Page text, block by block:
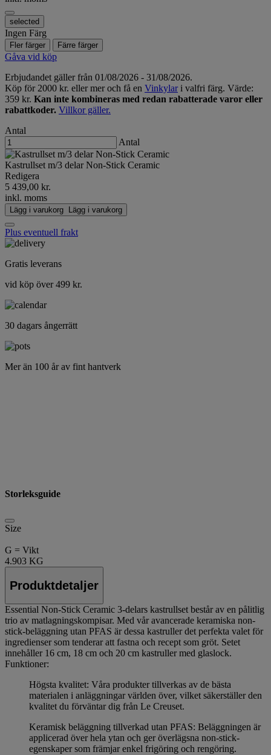
selected
Ingen Färg
Fler färger Färre färger
Gåva vid köp
Erbjudandet gäller från 01/08/2026 - 31/08/2026.
Köp för 2000 kr. eller mer och få en Vinkylari valfri färg. Värde:
359 kr. Kan inte kombineras med redan rabatterade varor eller
rabattkoder. Villkor gäller.
Antal
Antal
Kastrullset m/3 delar Non-Stick Ceramic
Redigera
5 439,00 kr.
inkl. moms
Lägg i varukorg Lägg i varukorg
Plus eventuell frakt
Gratis leverans
vid köp över 499 kr.
30 dagars ångerrätt
Mer än 100 år av fint hantverk
Storleksguide
Size
G = Vikt
4.903 KG
Produktdetaljer
Essential Non-Stick Ceramic 3-delars kastrullset består av en pålitlig
trio av matlagningskompisar. Med vår avancerade keramiska non-
stick-beläggning utan PFAS är dessa kastruller det perfekta valet för
ingredienser som tenderar att fastna och recept som gröt. Setet
innehåller 16 cm, 18 cm och 20 cm kastruller med glaslock.
Funktioner:
Högsta kvalitet: Våra produkter tillverkas av de bästa
materialen i anläggningar världen över, vilket säkerställer den
kvalitet du förväntar dig från Le Creuset.
Keramisk beläggning tillverkad utan PFAS: Beläggningen är
applicerad över hela ytan och ger överlägsna non-stick-
egenskaper som främjar enkel frigöring och rengöring.